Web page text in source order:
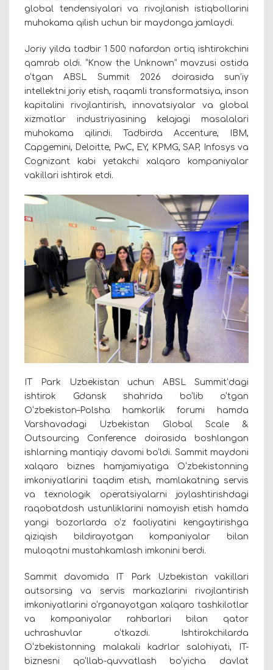
global tendensiyalari va rivojlanish istiqbollarini
muhokama qilish uchun bir maydonga jamlaydi.
Joriy yilda tadbir 1 500 nafardan ortiq ishtirokchini
qamrab oldi. “Know the Unknown” mavzusi ostida
o‘tgan ABSL Summit 2026 doirasida sun’iy
intellektni joriy etish, raqamli transformatsiya, inson
kapitalini rivojlantirish, innovatsiyalar va global
xizmatlar industriyasining kelajagi masalalari
muhokama qilindi. Tadbirda Accenture, IBM,
Capgemini, Deloitte, PwC, EY, KPMG, SAP, Infosys va
Cognizant kabi yetakchi xalqaro kompaniyalar
vakillari ishtirok etdi.
IT Park Uzbekistan uchun ABSL Summit’dagi
ishtirok Gdansk shahrida bo‘lib o‘tgan
O‘zbekiston–Polsha hamkorlik forumi hamda
Varshavadagi Uzbekistan Global Scale &
Outsourcing Conference doirasida boshlangan
ishlarning mantiqiy davomi bo‘ldi. Sammit maydoni
xalqaro biznes hamjamiyatiga O‘zbekistonning
imkoniyatlarini taqdim etish, mamlakatning servis
va texnologik operatsiyalarni joylashtirishdagi
raqobatdosh ustunliklarini namoyish etish hamda
yangi bozorlarda o‘z faoliyatini kengaytirishga
qiziqish bildirayotgan kompaniyalar bilan
muloqotni mustahkamlash imkonini berdi.
Sammit davomida IT Park Uzbekistan vakillari
autsorsing va servis markazlarini rivojlantirish
imkoniyatlarini o‘rganayotgan xalqaro tashkilotlar
va kompaniyalar rahbarlari bilan qator
uchrashuvlar o‘tkazdi. Ishtirokchilarda
O‘zbekistonning malakali kadrlar salohiyati, IT-
biznesni qo‘llab-quvvatlash bo‘yicha davlat